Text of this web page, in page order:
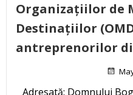
Organizațiilor de
Destinațiilor
antreprenorilor
Adresată: Domnului